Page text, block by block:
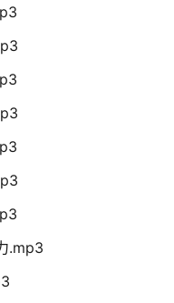
.mp3